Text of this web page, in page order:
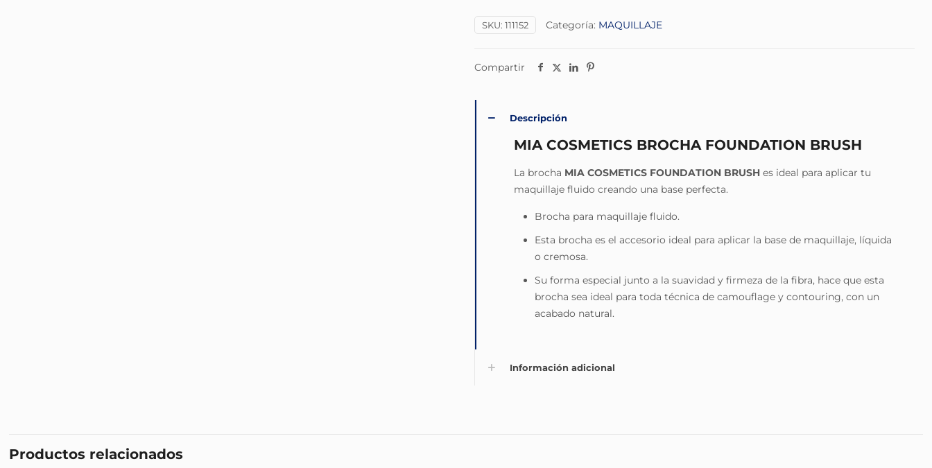
SKU: 111152 Categoría: MAQUILLAJE
Compartir
Descripción
MIA COSMETICS BROCHA FOUNDATION BRUSH
La brocha MIA COSMETICS FOUNDATION BRUSHes ideal para aplicar tu
maquillaje fluido creando una base perfecta.
Brocha para maquillaje fluido.
Esta brocha es el accesorio ideal para aplicar la base de maquillaje, líquida
o cremosa.
Su forma especial junto a la suavidad y firmeza de la fibra, hace que esta
brocha sea ideal para toda técnica de camouflage y contouring, con un
acabado natural.
Información adicional
Productos relacionados